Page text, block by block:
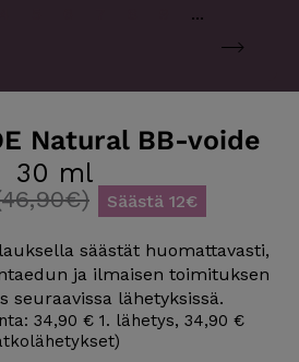
...
Natural BB-voide
30 ml
Säästä 12€
säästät huomattavasti,
ja ilmaisen toimituksen
seuraavissa lähetyksissä.
34,90 € 1. lähetys, 34,90 €